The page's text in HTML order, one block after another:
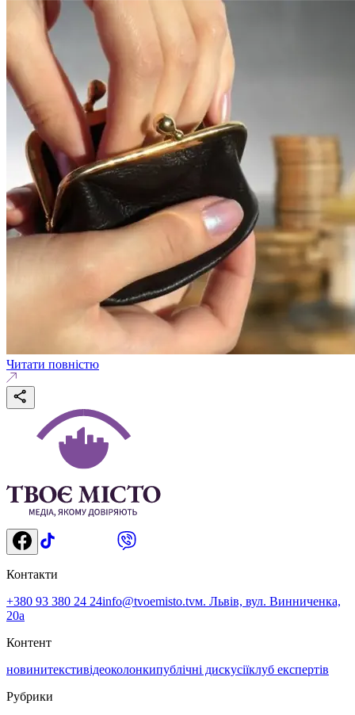
Читати повністю
Контакти
+380 93 380 24 24info@tvoemisto.tvм. Львів, вул. Винниченка,
20а
Контент
новинитекстивідеоколонкипублічні дискусіїклуб експертів
Рубрики